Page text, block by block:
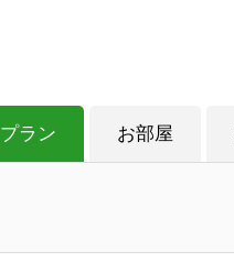
ラン お部屋